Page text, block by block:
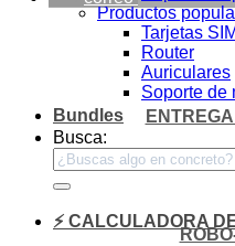
Productos
Tarjetas SIM
Router
Auriculares
Soporte de
Bundles
Busca:
⚡ CALCULADORA